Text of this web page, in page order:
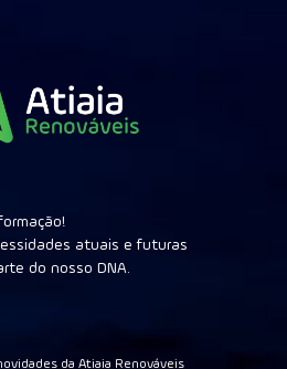
atuais e futuras
do nosso DNA.
da Atiaia Renováveis